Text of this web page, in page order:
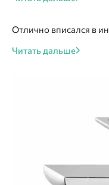
Отлично вписался в
Читать дальше